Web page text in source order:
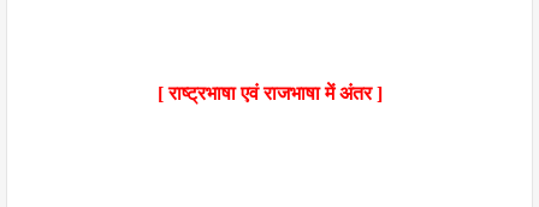
[ राष्ट्रभाषा एवं राजभाषा में अंतर ]